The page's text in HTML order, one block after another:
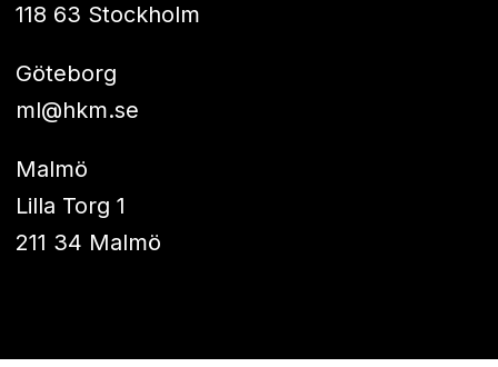
118 63 Stockholm
Göteborg
ml@hkm.se
Malmö
Lilla Torg 1
211 34 Malmö